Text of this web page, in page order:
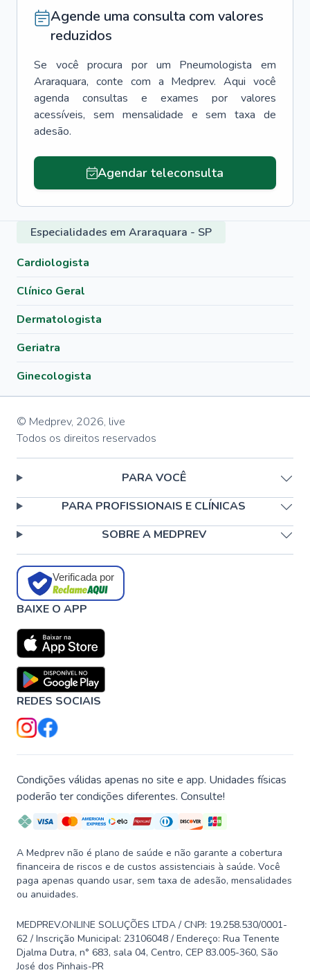
Agende uma consulta com valores
reduzidos
Se você procura por um Pneumologista
em
Araraquara, conte com a Medprev. Aqui você
agenda consultas e exames por valores
acessíveis, sem mensalidade e sem taxa de
adesão.
Agendar teleconsulta
Especialidades em Araraquara - SP
Cardiologista
Clínico Geral
Dermatologista
Geriatra
Ginecologista
© Medprev, 2026, live
Todos os direitos reservados
PARA VOCÊ
PARA PROFISSIONAIS E CLÍNICAS
SOBRE A MEDPREV
Verificada por
BAIXE O APP
REDES SOCIAIS
Condições válidas apenas no site e app. Unidades físicas
poderão ter condições diferentes. Consulte!
A Medprev não é plano de saúde e não garante a cobertura
financeira de riscos e de custos assistenciais à saúde. Você
paga apenas quando usar, sem taxa de adesão, mensalidades
ou anuidades.
MEDPREV.ONLINE SOLUÇÕES LTDA / CNPJ: 19.258.530/0001-
62 / Inscrição Municipal: 23106048 / Endereço: Rua Tenente
Djalma Dutra, n° 683, sala 04, Centro, CEP 83.005-360, São
José dos Pinhais-PR